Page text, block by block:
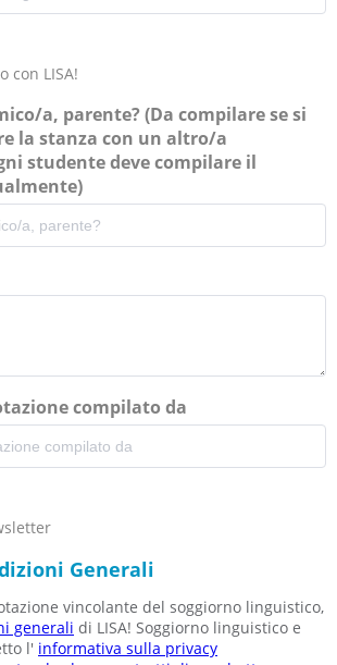
con LISA!
a, parente? (Da compilare se si
la stanza con un altro/a
studente deve compilare il
compilato da
Generali
vincolante del soggiorno linguistico,
generali di LISA! Soggiorno linguistico e
l' informativa sulla privacy